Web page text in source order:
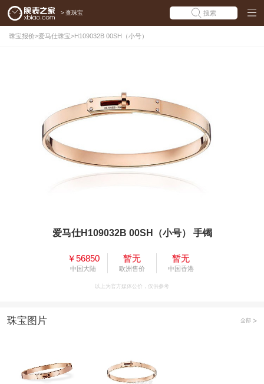
> 查珠宝 搜索
珠宝报价>爱马仕珠宝>H109032B 00SH（小号）
爱马仕H109032B 00SH（小号） 手镯
￥56850
中国大陆
暂无
欧洲售价
暂无
中国香港
以上为官方媒体公价，仅供参考
珠宝图片 全部